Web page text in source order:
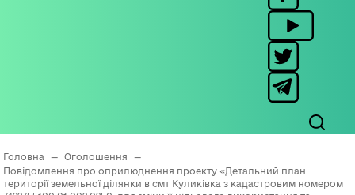
Головна — Оголошення
—
Повідомлення про оприлюднення проекту «Детальний план
території земельної ділянки в смт Куликівка з кадастровим номером